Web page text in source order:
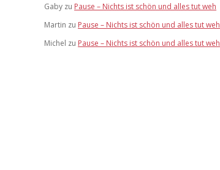
Gaby zu Pause – Nichts ist schön und alles tut weh
Martin zu Pause – Nichts ist schön und alles tut weh
Michel zu Pause – Nichts ist schön und alles tut weh